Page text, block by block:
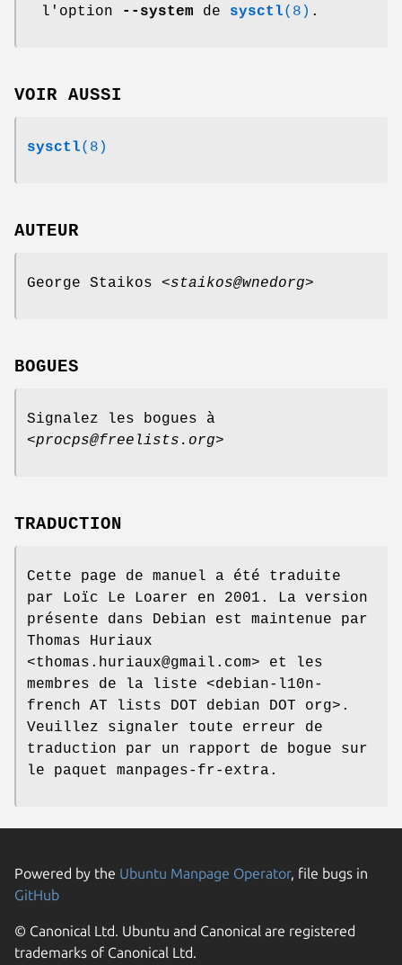
l'option
--system de sysctl(8) .
VOIR AUSSI
sysctl(8)
AUTEUR
George Staikos <staikos@wnedorg>
BOGUES
Signalez les bogues à
<procps@freelists.org>
TRADUCTION
Cette page de manuel a été traduite
par Loïc Le Loarer en 2001. La version
présente dans Debian est maintenue par
Thomas Huriaux
<thomas.huriaux@gmail.com> et les
membres de la liste <debian-l10n-
french AT lists DOT debian DOT org>.
Veuillez signaler toute erreur de
traduction par un rapport de bogue sur
le paquet manpages-fr-extra.
Powered by the Ubuntu Manpage Operator, file bugs in
GitHub
© Canonical Ltd. Ubuntu and Canonical are registered
trademarks of Canonical Ltd.